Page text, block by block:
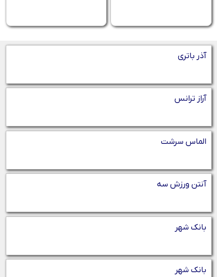
آذر باتری
آراز ترانس
الماس سرشت
آنتن ورزش سه
بانک شهر
بانک شهر